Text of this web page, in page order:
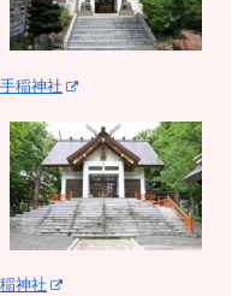
手稲神社
神社